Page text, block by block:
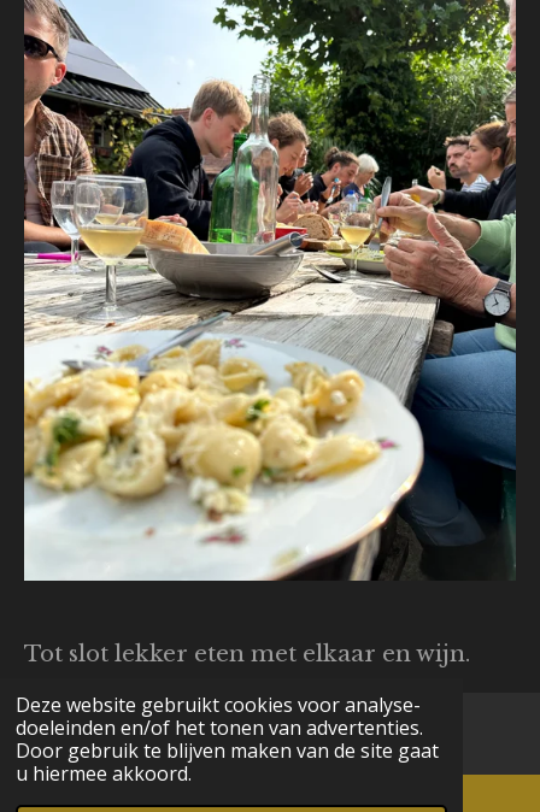
Deze website gebruikt cookies voor analyse-
doeleinden en/of het tonen van advertenties.
Door gebruik te blijven maken van de site gaat
u hiermee akkoord.
Tot slot lekker eten met elkaar en wijn.
© 2023 - 2026 DeWijnKoopman